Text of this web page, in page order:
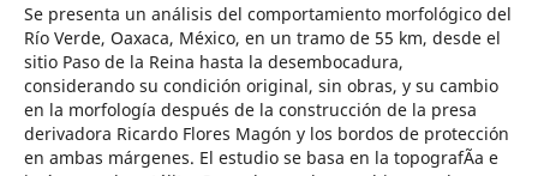
Se presenta un análisis del comportamiento morfológico del
Río Verde, Oaxaca, México, en un tramo de 55 km, desde el
sitio Paso de la Reina hasta la desembocadura,
considerando su condición original, sin obras, y su cambio
en la morfología después de la construcción de la presa
derivadora Ricardo Flores Magón y los bordos de protección
en ambas márgenes. El estudio se basa en la topografÃ­a e